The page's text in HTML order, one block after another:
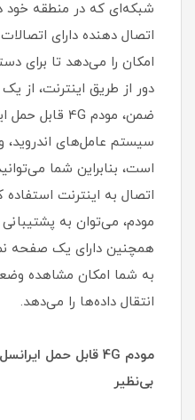
شبکه‌ای که در منطقه خود
امکان را می‌دهد تا برای
دور از طریق اینترنت، از
است، بنابراین شما
اتصال به اینترنت
به شما امکان مشاهده
انتقال داده‌ها را می‌دهد.
بی‌نظیر